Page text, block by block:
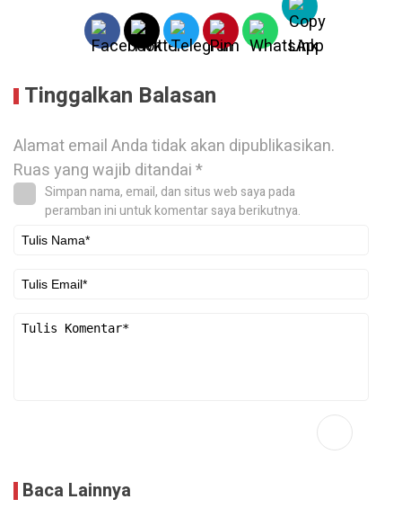
Tinggalkan Balasan
Alamat email Anda tidak akan dipublikasikan.
Ruas yang wajib ditandai*
Simpan nama, email, dan situs web saya pada
peramban ini untuk komentar saya berikutnya.
Baca Lainnya